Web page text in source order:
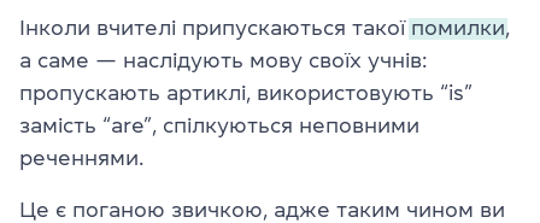
Інколи вчителі припускаються такої помилки,
а саме — наслідують мову своїх учнів:
пропускають артиклі, використовують “is”
замість “are”, спілкуються неповними
реченнями.
Це є поганою звичкою, адже таким чином ви